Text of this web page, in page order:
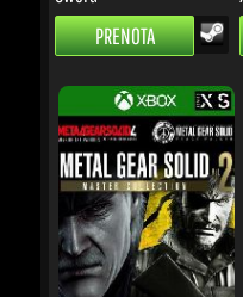
-16%
kr.374.53
kr.273.60